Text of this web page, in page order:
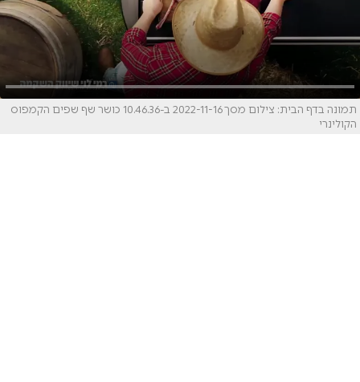
תמונה בדף הבית: צילום מסך 2022-11-16 ב-10.46.36 כושר שף שפים הקמפוס
הקולינרי